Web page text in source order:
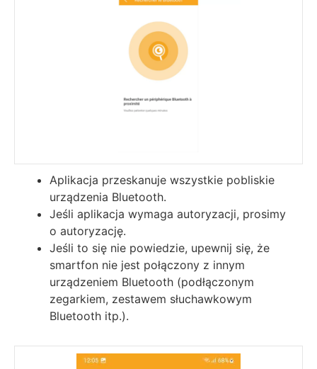
Aplikacja przeskanuje wszystkie pobliskie
urządzenia Bluetooth.
Jeśli aplikacja wymaga autoryzacji, prosimy
o autoryzację.
Jeśli to się nie powiedzie, upewnij się, że
smartfon nie jest połączony z innym
urządzeniem Bluetooth (podłączonym
zegarkiem, zestawem słuchawkowym
Bluetooth itp.).